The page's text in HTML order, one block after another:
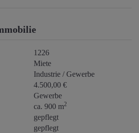
1226
Miete
Industrie / Gewerbe
4.500,00 €
Gewerbe
ca. 900 m2
gepflegt
gepflegt